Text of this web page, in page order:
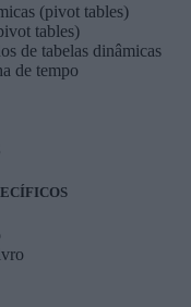
(pivot tables)
tables)
de tabelas dinâmicas
de tempo